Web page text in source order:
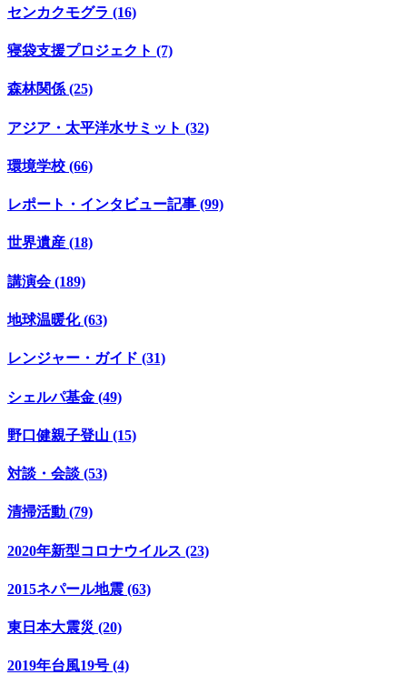
センカクモグラ (16)
寝袋支援プロジェクト (7)
森林関係 (25)
アジア・太平洋水サミット (32)
環境学校 (66)
レポート・インタビュー記事 (99)
世界遺産 (18)
講演会 (189)
地球温暖化 (63)
レンジャー・ガイド (31)
シェルパ基金 (49)
野口健親子登山 (15)
対談・会談 (53)
清掃活動 (79)
2020年新型コロナウイルス (23)
2015ネパール地震 (63)
東日本大震災 (20)
2019年台風19号 (4)